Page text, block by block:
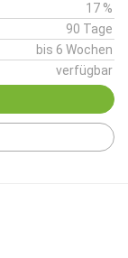
17 %
90 Tage
bis 6 Wochen
verfügbar